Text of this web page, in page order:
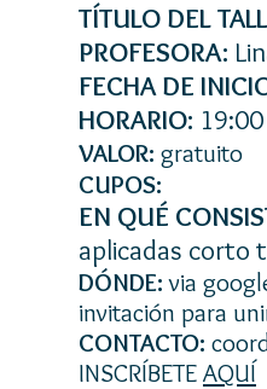
TÍTULO DEL
PROFESORA:
FECHA DE
HORARIO:
VALOR: gratuito
CUPOS:
EN QUÉ
aplicadas corto
DÓNDE:via
invitación para
CONTACTO:
INSCRÍBETE AQUÍ